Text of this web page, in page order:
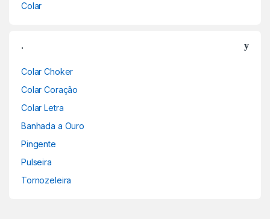
Colar
.
Colar Choker
Colar Coração
Colar Letra
Banhada a Ouro
Pingente
Pulseira
Tornozeleira